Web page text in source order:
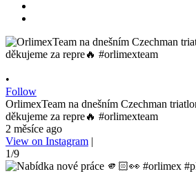
•
Follow
OrlimexTeam na dnešním Czechman
děkujeme za repre🔥 #orlimexteam
2 měsíce ago
View on Instagram |
1/9